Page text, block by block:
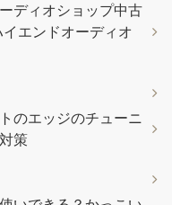
ディオショップ中古
エンドオーディオ
のエッジのチューニ
策